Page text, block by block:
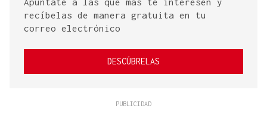
recíbelas de manera gratuita en tu
correo electrónico
DESCÚBRELAS